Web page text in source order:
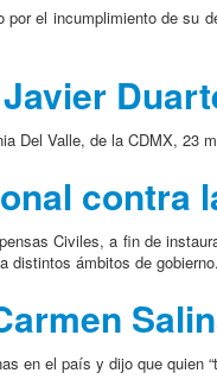
el incumplimiento de su
Del Valle, de la CDMX, 23
contra
Civiles, a fin de
distintos ámbitos de gobierno.
en el país y dijo que quien